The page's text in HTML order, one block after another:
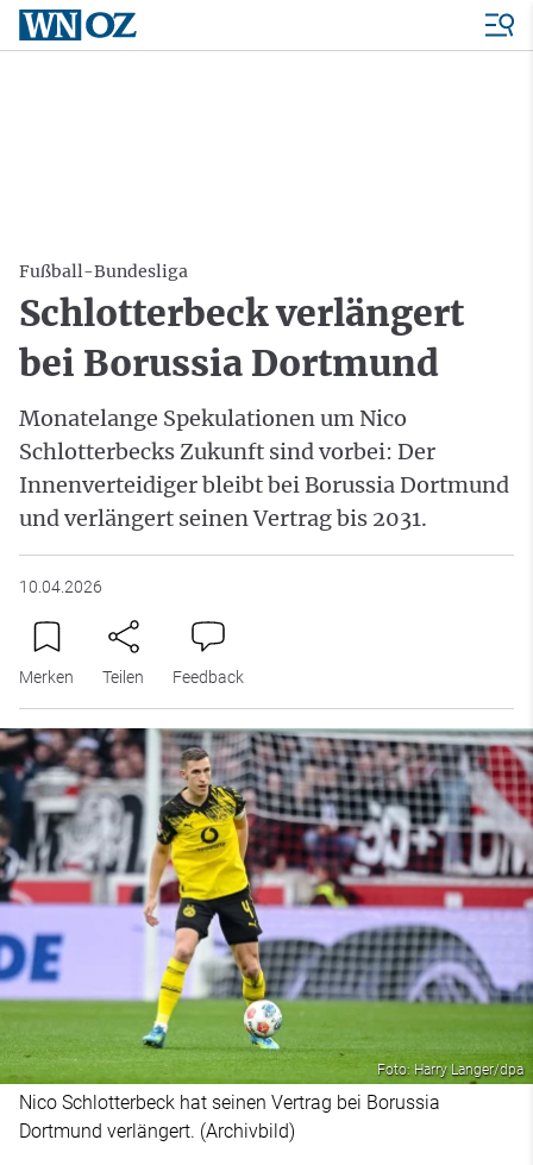
Fußball-Bundesliga
Schlotterbeck verlängert
bei Borussia Dortmund
Monatelange Spekulationen um Nico
Schlotterbecks Zukunft sind vorbei: Der
Innenverteidiger bleibt bei Borussia Dortmund
und verlängert seinen Vertrag bis 2031.
10.04.2026
Merken Teilen Feedback
Foto: Harry Langer/dpa
Nico Schlotterbeck hat seinen Vertrag bei Borussia
Dortmund verlängert. (Archivbild)